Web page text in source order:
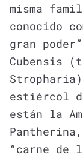
misma
conocido
gran
Cubensis
estiércol
están la
“carne de